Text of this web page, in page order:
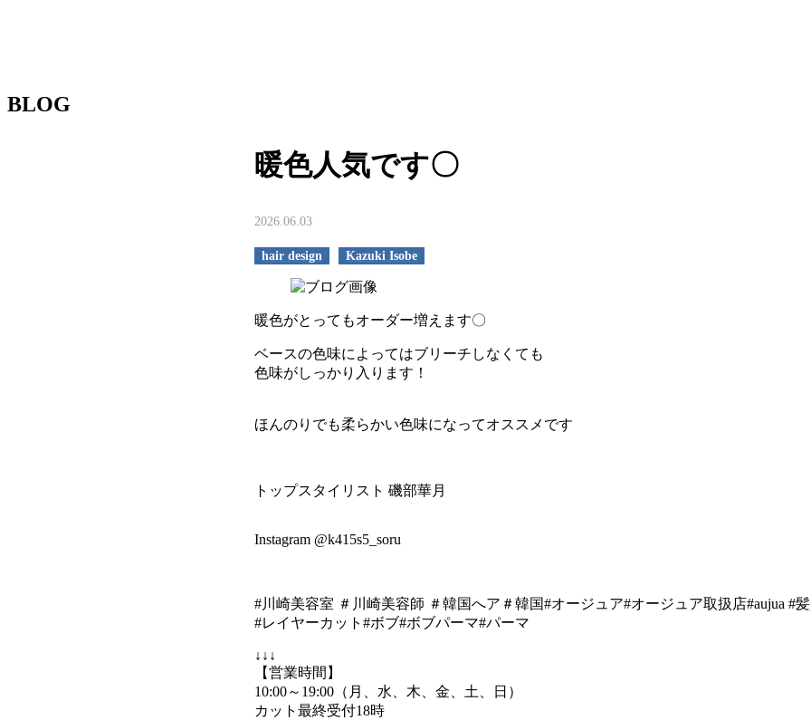
BLOG
暖色人気です〇
2026.06.03
hair design Kazuki Isobe
暖色がとってもオーダー増えます〇
ベースの色味によってはブリーチしなくても
色味がしっかり入ります！
ほんのりでも柔らかい色味になってオススメです
トップスタイリスト 磯部華月
Instagram @k415s5_soru
#川崎美容室 ＃川崎美容師 ＃韓国へア＃韓国#オージュア#オージュア取扱店#aujua #
#レイヤーカット#ボブ#ボブパーマ#パーマ
↓↓↓
【営業時間】
10:00～19:00（月、水、木、金、土、日）
カット最終受付18時